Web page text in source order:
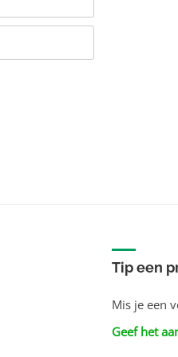
Tip een
Mis je een
Geef het